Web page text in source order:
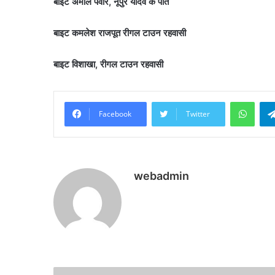
बाइट कमलेश राजपूत रीगल टाउन रहवासी
बाइट विशाखा, रीगल टाउन रहवासी
Facebook Twitter
webadmin